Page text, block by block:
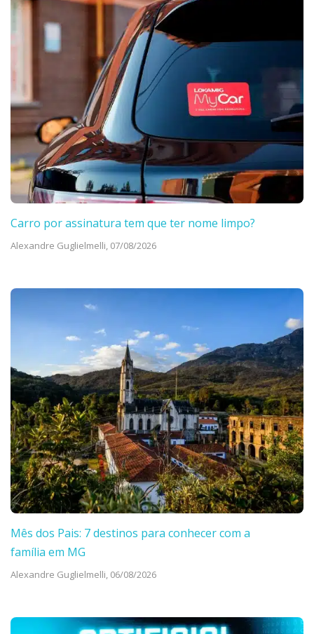
Carro por assinatura tem que ter nome limpo?
Alexandre Guglielmelli, 07/08/2026
Mês dos Pais: 7 destinos para conhecer com a
família em MG
Alexandre Guglielmelli, 06/08/2026